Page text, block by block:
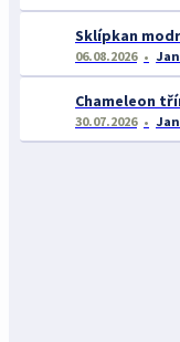
Sklípkan
06.08.2026
Chameleon
30.07.2026